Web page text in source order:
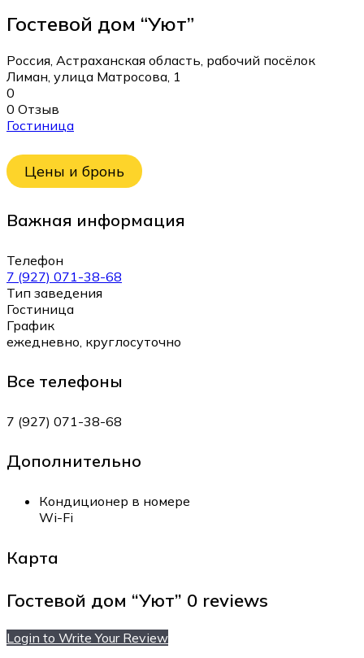
Гостевой дом “Уют”
Россия, Астраханская область, рабочий посёлок
Лиман, улица Матросова, 1
0
0 Отзыв
Гостиница
Цены и бронь
Важная информация
Телефон
7 (927) 071-38-68
Тип заведения
Гостиница
График
ежедневно, круглосуточно
Все телефоны
7 (927) 071-38-68
Дополнительно
Кондиционер в номере
Wi-Fi
Карта
Гостевой дом “Уют” 0 reviews
Login to Write Your Review